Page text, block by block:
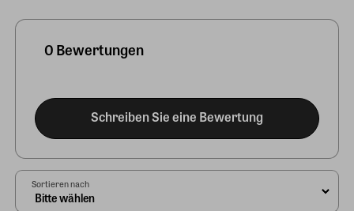
0 Bewertungen
Schreiben Sie eine Bewertung
Sortieren nach